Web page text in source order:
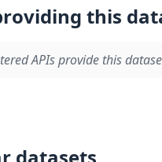
this
APIs provide this
datasets